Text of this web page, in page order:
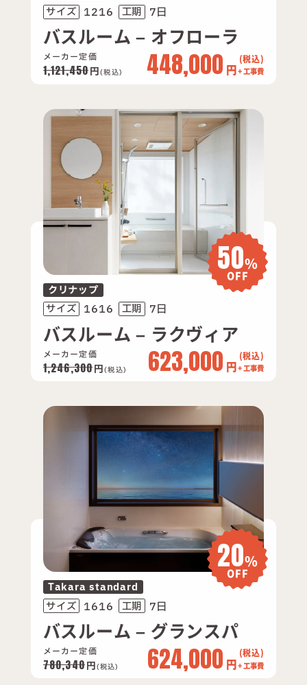
サイズ 1216 工期 7日
バスルーム – オフローラ
メーカー定価
1,121,450円(税込) 448,000 円+ 工事費
50%
OFF
クリナップ
サイズ 1616 工期 7日
バスルーム – ラクヴィア
メーカー定価
1,246,300円(税込) 623,000 円+ 工事費
20%
OFF
Takara standard
サイズ 1616 工期 7日
バスルーム – グランスパ
メーカー定価
780,340円(税込) 624,000 円+ 工事費